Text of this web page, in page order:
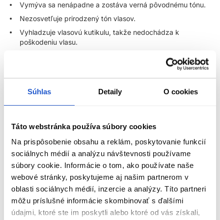
Súhlas Detaily O cookies
Táto webstránka používa súbory cookies
Na prispôsobenie obsahu a reklám, poskytovanie funkcií
sociálnych médií a analýzu návštevnosti používame
súbory cookie. Informácie o tom, ako používate naše
webové stránky, poskytujeme aj našim partnerom v
oblasti sociálnych médií, inzercie a analýzy. Títo partneri
môžu príslušné informácie skombinovať s ďalšími
údajmi, ktoré ste im poskytli alebo ktoré od vás získali,
Vymýva sa nenápadne a zostáva verná pôvodnému tónu.
Nezosvetľuje prirodzený tón vlasov.
Vyhladzuje vlasovú kutikulu, takže nedochádza k
poškodeniu vlasu.
Neobsahuje amoniak, silikóny, alkoholy ani zložky
Postavená na Balanced Ph Technology pre reguláciu pH.
Pohodlne a čisto sa aplikuje a pôsobí maximálne 20 minút.
Vhodná na farbenie, oživenie farby alebo na korekciu a
Ideálne pre balayage a ďalšie pokročilé farbiace techniky.
Je možné ju primiešať do permanentnej farby na
zintenzívnenie výsledku.
Dostupná v prirodzených, studených a teplých tónoch aj
ako farebný booster.
Balanced Ph Technology:
ZOBRAZIŤ VIAC
Parametre